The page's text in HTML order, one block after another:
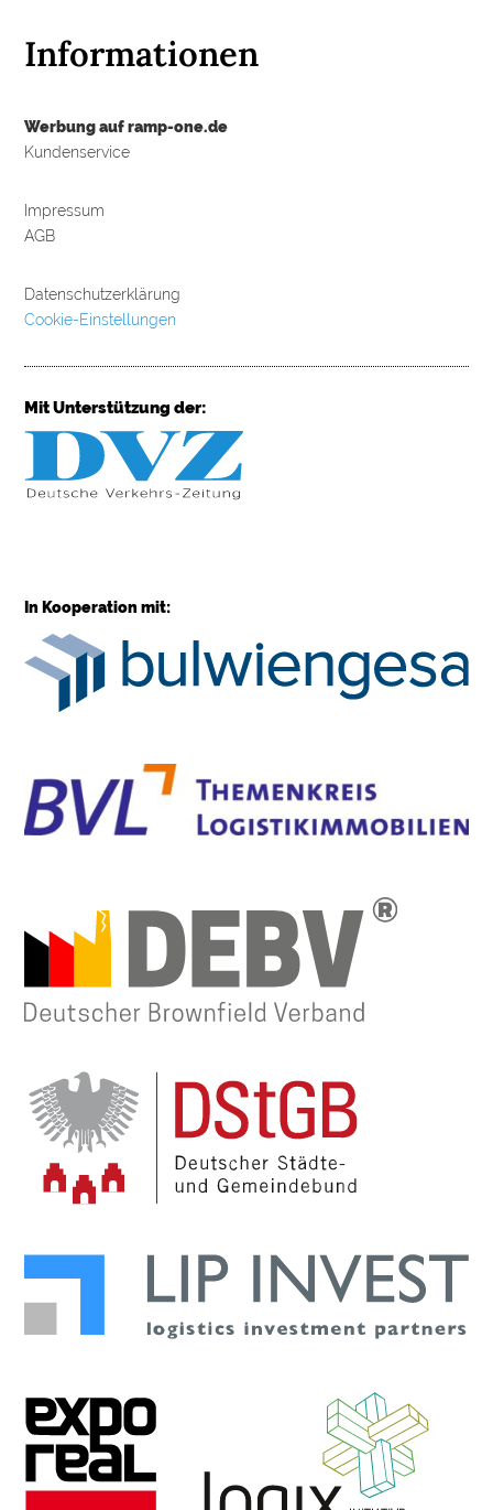
Informationen
Werbung auf ramp-one.de
Kundenservice
Impressum
AGB
Datenschutzerklärung
Cookie-Einstellungen
Mit Unterstützung der:
In Kooperation mit: